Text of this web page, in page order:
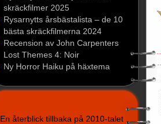
skräckfilmer 2025
Rysarnytts årsbästalista – de 10
bästa skräckfilmerna 2024
Recension av John Carpenters
Lost Themes 4: Noir
Ny Horror Haiku på häxtema
En återblick tillbaka på 2010-talet